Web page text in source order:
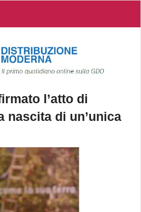
l’atto di
nascita di un’unica